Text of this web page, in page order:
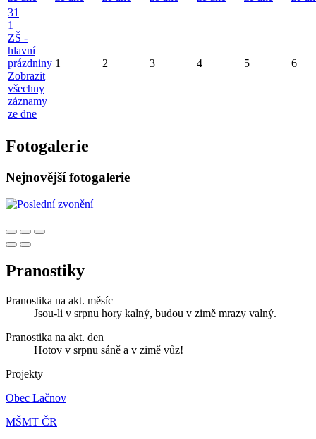
31
1
ZŠ -
hlavní
prázdniny
Zobrazit
všechny
záznamy
ze dne
1 2 3 4 5 6
Fotogalerie
Nejnovější fotogalerie
Pranostiky
Pranostika na akt. měsíc
Jsou-li v srpnu hory kalný, budou v zimě mrazy valný.
Pranostika na akt. den
Hotov v srpnu sáně a v zimě vůz!
Projekty
Obec Lačnov
MŠMT ČR